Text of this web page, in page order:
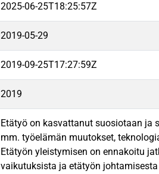
2025-06-25T18:25:57Z
2019-05-29
2019-09-25T17:27:59Z
2019
Etätyö on kasvattanut suosiotaan ja
mm. työelämän muutokset,
Etätyön yleistymisen on ennakoitu
vaikutuksista ja etätyön